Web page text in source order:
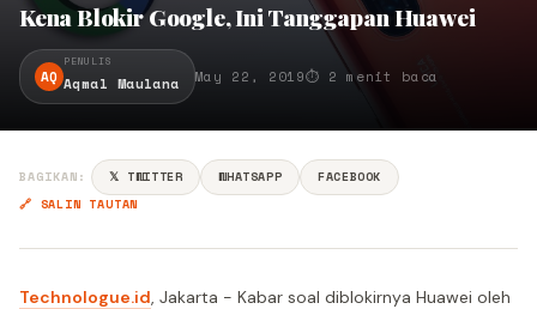
Kena Blokir Google, Ini Tanggapan Huawei
AQ
PENULIS
Aqmal Maulana May 22, 2019⏱ 2 menit baca
BAGIKAN: 𝕏 TWITTER WHATSAPP
FACEBOOK
🔗 SALIN TAUTAN
Technologue.id, Jakarta - Kabar soal diblokirnya Huawei oleh